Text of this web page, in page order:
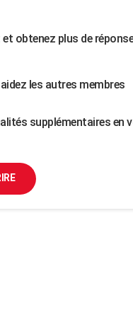
obtenez plus de
les autres membres
supplémentaires en